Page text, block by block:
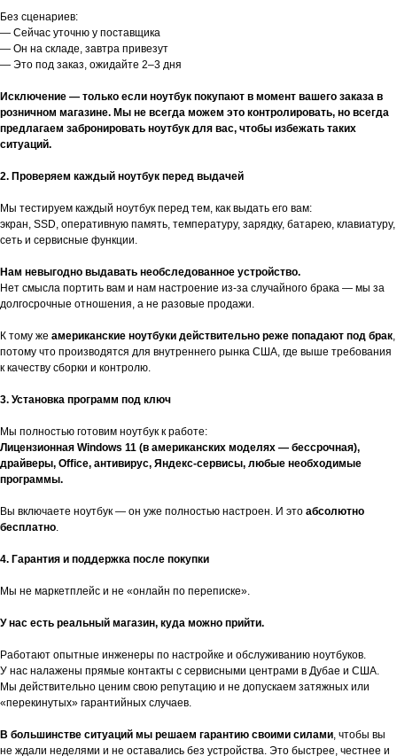
Без сценариев:
— Сейчас уточню у поставщика
— Он на складе, завтра привезут
— Это под заказ, ожидайте 2–3 дня
Исключение — только если ноутбук покупают в момент вашего заказа в
розничном магазине. Мы не всегда можем это контролировать, но всегда
предлагаем забронировать ноутбук для вас, чтобы избежать таких
ситуаций.
2. Проверяем каждый ноутбук перед выдачей
Мы тестируем каждый ноутбук перед тем, как выдать его вам:
экран, SSD, оперативную память, температуру, зарядку, батарею, клавиатуру,
сеть и сервисные функции.
Нам невыгодно выдавать необследованное устройство.
Нет смысла портить вам и нам настроение из-за случайного брака — мы за
долгосрочные отношения, а не разовые продажи.
К тому же американские ноутбуки действительно реже попадают под брак,
потому что производятся для внутреннего рынка США, где выше требования
к качеству сборки и контролю.
3. Установка программ под ключ
Мы полностью готовим ноутбук к работе:
Лицензионная Windows 11 (в американских моделях — бессрочная),
драйверы, Office, антивирус, Яндекс-сервисы, любые необходимые
программы.
Вы включаете ноутбук — он уже полностью настроен. И это абсолютно
бесплатно.
4. Гарантия и поддержка после покупки
Мы не маркетплейс и не «онлайн по переписке».
У нас есть реальный магазин, куда можно прийти.
Работают опытные инженеры по настройке и обслуживанию ноутбуков.
У нас налажены прямые контакты с сервисными центрами в Дубае и США.
Мы действительно ценим свою репутацию и не допускаем затяжных или
«перекинутых» гарантийных случаев.
В большинстве ситуаций мы решаем гарантию своими силами, чтобы вы
не ждали неделями и не оставались без устройства. Это быстрее, честнее и